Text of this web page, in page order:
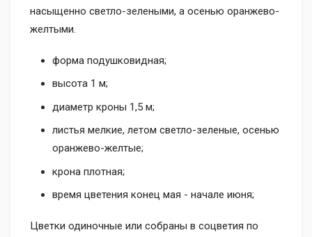
насыщенно светло-зелеными, а осенью оранжево-
желтыми.
форма подушковидная;
высота 1 м;
диаметр кроны 1,5 м;
листья мелкие, летом светло-зеленые, осенью
оранжево-желтые;
крона плотная;
время цветения конец мая - начале июня;
Цветки одиночные или собраны в соцветия по